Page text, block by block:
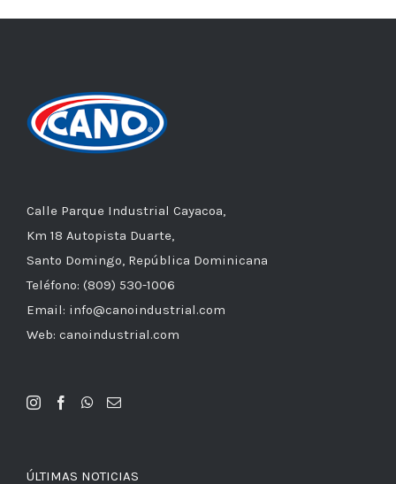
Calle Parque Industrial Cayacoa,
Km 18 Autopista Duarte,
Santo Domingo, República Dominicana
Teléfono: (809) 530-1006
Email: info@canoindustrial.com
Web: canoindustrial.com
ÚLTIMAS NOTICIAS